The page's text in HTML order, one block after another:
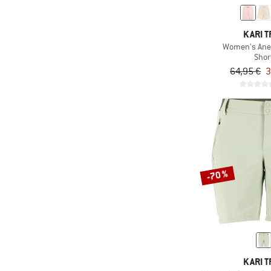
KARI
Women's
64,95 €
-70 %
KARI